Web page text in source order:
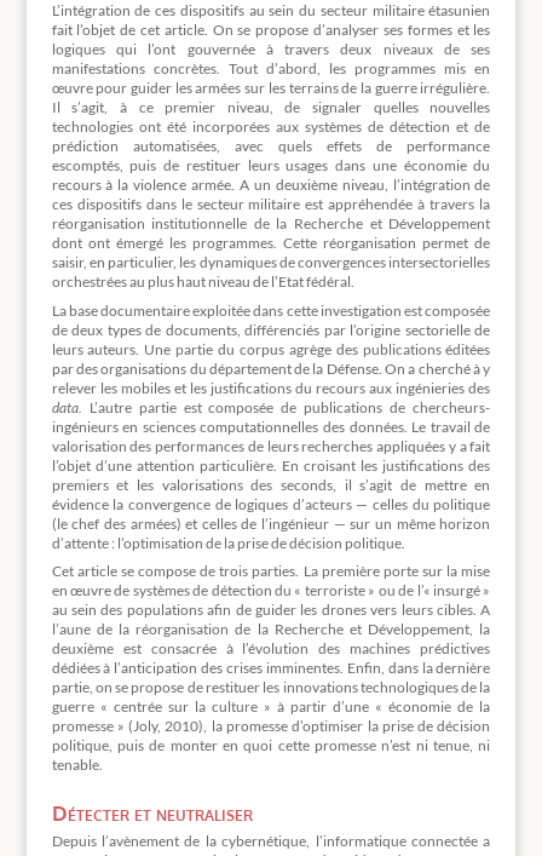
L’intégration de ces dispositifs au sein du secteur militaire étasunien
fait l’objet de cet article. On se propose d’analyser ses formes et les
logiques qui l’ont gouvernée à travers deux niveaux de ses
manifestations concrètes. Tout d’abord, les programmes mis en
œuvre pour guider les armées sur les terrains de la guerre irrégulière.
Il s’agit, à ce premier niveau, de signaler quelles nouvelles
technologies ont été incorporées aux systèmes de détection et de
prédiction automatisées, avec quels effets de performance
escomptés, puis de restituer leurs usages dans une économie du
recours à la violence armée. A un deuxième niveau, l’intégration de
ces dispositifs dans le secteur militaire est appréhendée à travers la
réorganisation institutionnelle de la Recherche et Développement
dont ont émergé les programmes. Cette réorganisation permet de
saisir, en particulier, les dynamiques de convergences intersectorielles
orchestrées au plus haut niveau de l’Etat fédéral.
La base documentaire exploitée dans cette investigation est composée
de deux types de documents, différenciés par l’origine sectorielle de
leurs auteurs. Une partie du corpus agrège des publications éditées
par des organisations du département de la Défense. On a cherché à y
relever les mobiles et les justifications du recours aux ingénieries des
data. L’autre partie est composée de publications de chercheurs-
ingénieurs en sciences computationnelles des données. Le travail de
valorisation des performances de leurs recherches appliquées y a fait
l’objet d’une attention particulière. En croisant les justifications des
premiers et les valorisations des seconds, il s’agit de mettre en
évidence la convergence de logiques d’acteurs — celles du politique
(le chef des armées) et celles de l’ingénieur — sur un même horizon
d’attente : l’optimisation de la prise de décision politique.
Cet article se compose de trois parties. La première porte sur la mise
en œuvre de systèmes de détection du « terroriste » ou de l’« insurgé »
au sein des populations afin de guider les drones vers leurs cibles. A
l’aune de la réorganisation de la Recherche et Développement, la
deuxième est consacrée à l’évolution des machines prédictives
dédiées à l’anticipation des crises imminentes. Enfin, dans la dernière
partie, on se propose de restituer les innovations technologiques de la
guerre « centrée sur la culture » à partir d’une « économie de la
promesse » (Joly, 2010), la promesse d’optimiser la prise de décision
politique, puis de monter en quoi cette promesse n’est ni tenue, ni
tenable.
Détecter et neutraliser
Depuis l’avènement de la cybernétique, l’informatique connectée a